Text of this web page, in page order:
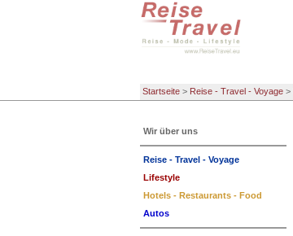
Startseite > Reise - Travel - Voyage >
Wir über uns
Reise - Travel - Voyage
Lifestyle
Hotels - Restaurants - Food
Autos